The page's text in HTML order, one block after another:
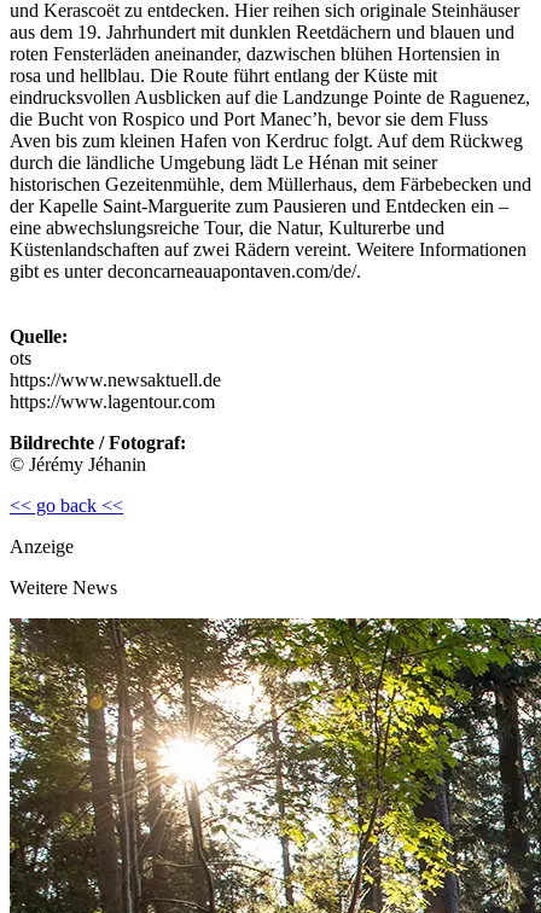
und Kerascoët zu entdecken. Hier reihen sich originale Steinhäuser
aus dem 19. Jahrhundert mit dunklen Reetdächern und blauen und
roten Fensterläden aneinander, dazwischen blühen Hortensien in
rosa und hellblau. Die Route führt entlang der Küste mit
eindrucksvollen Ausblicken auf die Landzunge Pointe de Raguenez,
die Bucht von Rospico und Port Manec’h, bevor sie dem Fluss
Aven bis zum kleinen Hafen von Kerdruc folgt. Auf dem Rückweg
durch die ländliche Umgebung lädt Le Hénan mit seiner
historischen Gezeitenmühle, dem Müllerhaus, dem Färbebecken und
der Kapelle Saint-Marguerite zum Pausieren und Entdecken ein –
eine abwechslungsreiche Tour, die Natur, Kulturerbe und
Küstenlandschaften auf zwei Rädern vereint. Weitere Informationen
gibt es unter deconcarneauapontaven.com/de/.
Quelle:
ots
https://www.newsaktuell.de
https://www.lagentour.com
Bildrechte / Fotograf:
© Jérémy Jéhanin
<< go back <<
Anzeige
Weitere News